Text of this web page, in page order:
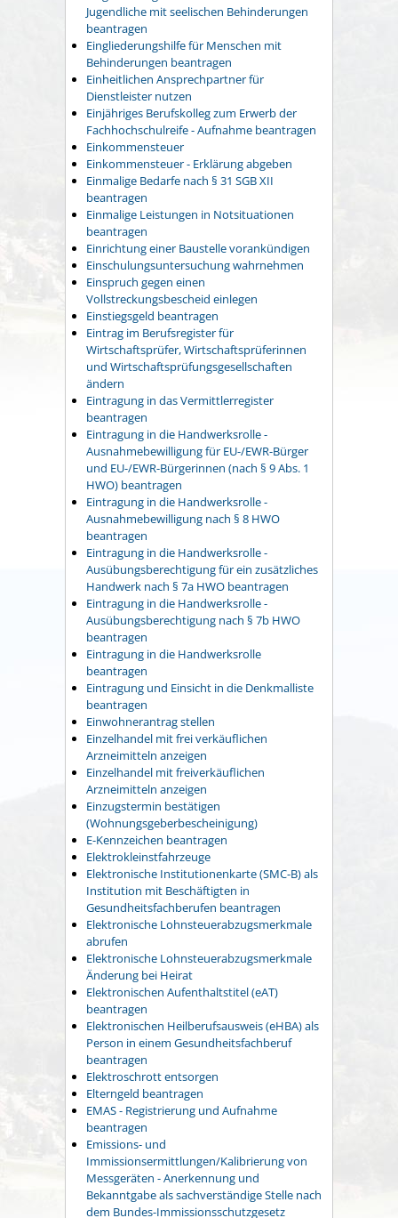
Jugendliche mit seelischen Behinderungen
beantragen
Eingliederungshilfe für Menschen mit
Behinderungen beantragen
Einheitlichen Ansprechpartner für
Dienstleister nutzen
Einjähriges Berufskolleg zum Erwerb der
Fachhochschulreife - Aufnahme beantragen
Einkommensteuer
Einkommensteuer - Erklärung abgeben
Einmalige Bedarfe nach § 31 SGB XII
beantragen
Einmalige Leistungen in Notsituationen
beantragen
Einrichtung einer Baustelle vorankündigen
Einschulungsuntersuchung wahrnehmen
Einspruch gegen einen
Vollstreckungsbescheid einlegen
Einstiegsgeld beantragen
Eintrag im Berufsregister für
Wirtschaftsprüfer, Wirtschaftsprüferinnen
und Wirtschaftsprüfungsgesellschaften
ändern
Eintragung in das Vermittlerregister
beantragen
Eintragung in die Handwerksrolle -
Ausnahmebewilligung für EU-/EWR-Bürger
und EU-/EWR-Bürgerinnen (nach § 9 Abs. 1
HWO) beantragen
Eintragung in die Handwerksrolle -
Ausnahmebewilligung nach § 8 HWO
beantragen
Eintragung in die Handwerksrolle -
Ausübungsberechtigung für ein zusätzliches
Handwerk nach § 7a HWO beantragen
Eintragung in die Handwerksrolle -
Ausübungsberechtigung nach § 7b HWO
beantragen
Eintragung in die Handwerksrolle
beantragen
Eintragung und Einsicht in die Denkmalliste
beantragen
Einwohnerantrag stellen
Einzelhandel mit frei verkäuflichen
Arzneimitteln anzeigen
Einzelhandel mit freiverkäuflichen
Arzneimitteln anzeigen
Einzugstermin bestätigen
(Wohnungsgeberbescheinigung)
E-Kennzeichen beantragen
Elektrokleinstfahrzeuge
Elektronische Institutionenkarte (SMC-B) als
Institution mit Beschäftigten in
Gesundheitsfachberufen beantragen
Elektronische Lohnsteuerabzugsmerkmale
abrufen
Elektronische Lohnsteuerabzugsmerkmale
Änderung bei Heirat
Elektronischen Aufenthaltstitel (eAT)
beantragen
Elektronischen Heilberufsausweis (eHBA) als
Person in einem Gesundheitsfachberuf
beantragen
Elektroschrott entsorgen
Elterngeld beantragen
EMAS - Registrierung und Aufnahme
beantragen
Emissions- und
Immissionsermittlungen/Kalibrierung von
Messgeräten - Anerkennung und
Bekanntgabe als sachverständige Stelle nach
dem Bundes-Immissionsschutzgesetz